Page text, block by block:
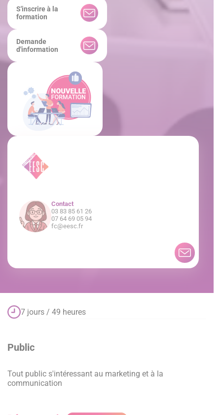
S'inscrire à la
formation
Demande
d'information
Contact
03 83 85 61 26
07 64 69 05 94
fc@eesc.fr
7 jours / 49 heures
Public
Tout public s'intéressant au marketing et à la
communication